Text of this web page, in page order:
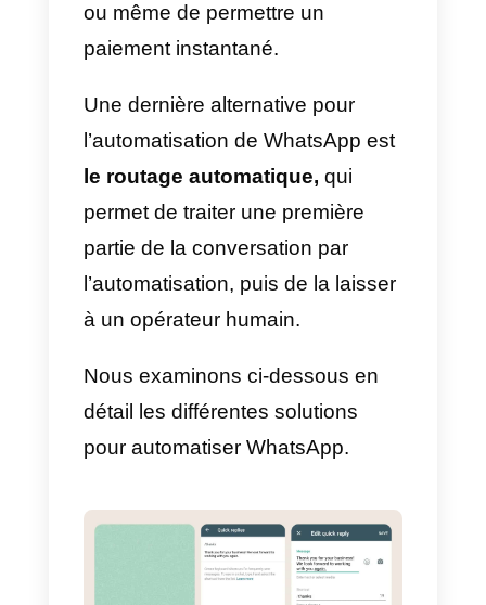
c’est-à-dire d’enregistrer des
envoyées aux utilisateurs en
quelques clics, faisant ainsi
gagner du temps à l’équipe de
vente.
Vous pouvez également
configurer des réponses
automatiques,pour que
WhatsApp envoie
l’utilisateur lorsque vous n’êtes
pas disponible sur l’application,